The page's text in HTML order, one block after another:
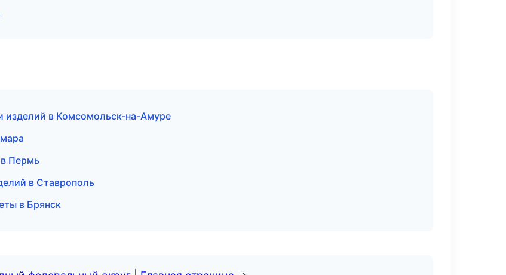
изделий в Комсомольск-на-Амуре
Пермь
в Ставрополь
в Брянск